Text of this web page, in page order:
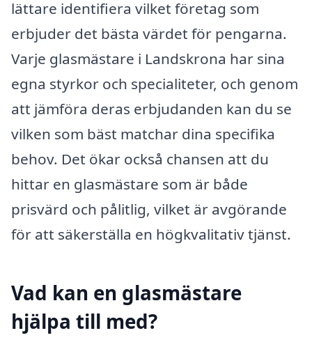
lättare identifiera vilket företag som
erbjuder det bästa värdet för pengarna.
Varje glasmästare i Landskrona har sina
egna styrkor och specialiteter, och genom
att jämföra deras erbjudanden kan du se
vilken som bäst matchar dina specifika
behov. Det ökar också chansen att du
hittar en glasmästare som är både
prisvärd och pålitlig, vilket är avgörande
för att säkerställa en högkvalitativ tjänst.
Vad kan en glasmästare
hjälpa till med?